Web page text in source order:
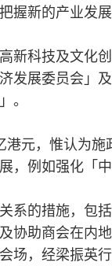
握新的产业发
新科技及文化
发展委员会」
。
元，惟认为施
例如强化「
系的措施，包
协助商会在内
场，经梁振英